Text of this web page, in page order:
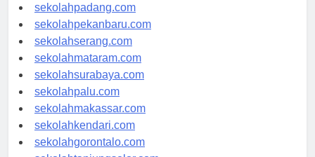
sekolahpadang.com
sekolahpekanbaru.com
sekolahserang.com
sekolahmataram.com
sekolahsurabaya.com
sekolahpalu.com
sekolahmakassar.com
sekolahkendari.com
sekolahgorontalo.com